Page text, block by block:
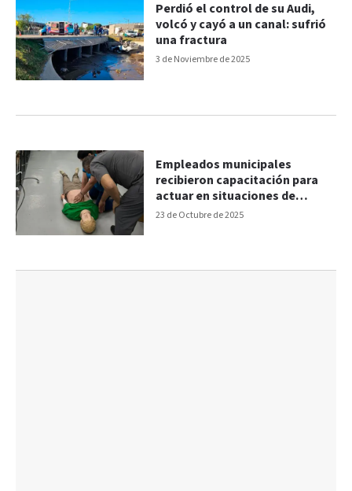
3 de Noviembre de 2025
Perdió el control de su Audi,
volcó y cayó a un canal: sufrió
una fractura
23 de Octubre de 2025
Empleados municipales
recibieron capacitación para
actuar en situaciones de
emergencia